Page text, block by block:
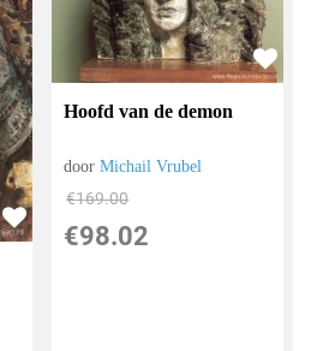
Hoofd van de demon
doorMichail Vrubel
€169.00
€98.02